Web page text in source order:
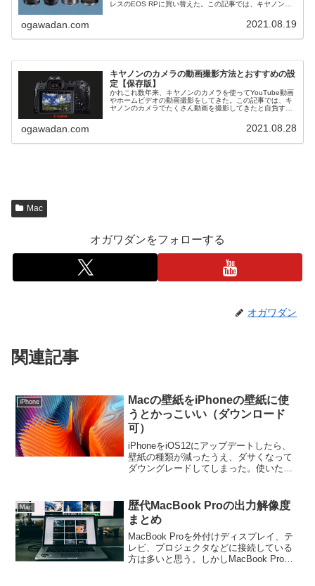
レスのEOS RPに買い替えた。この記事では、キヤノンの
ogawadan.com 2021.08.19
キヤノンのカメラの動画撮影方法とおすすめの設
定【保存版】
かれこれ数年来、キヤノンのカメラを使ってYouTube動画
やホームビデオの動画撮影をしてきた。この記事では、キ
ヤノンのカメラでたくさん動画を撮影してきたと自負する
ogawadan.com 2021.08.28
Mac
オガワダンをフォローする
オガワダン
関連記事
iPhone
Macの壁紙をiPhoneの壁紙に使
うとかっこいい（ダウンロード
可）
iPhoneをiOS12にアップデートしたら、
壁紙の種類が減ったうえ、ダサくなって
ダウングレードしてしまった。使いたい
壁紙が充実していた。新しいデザインの
壁...
Mac
歴代MacBook Proの出力解像度
まとめ
MacBook Proを外付けディスプレイ、テ
レビ、プロジェクタなどに接続している
方は多いと思う。しかしMacBook Proの